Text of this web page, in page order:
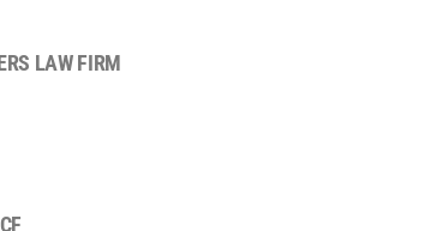
LAW FIRM